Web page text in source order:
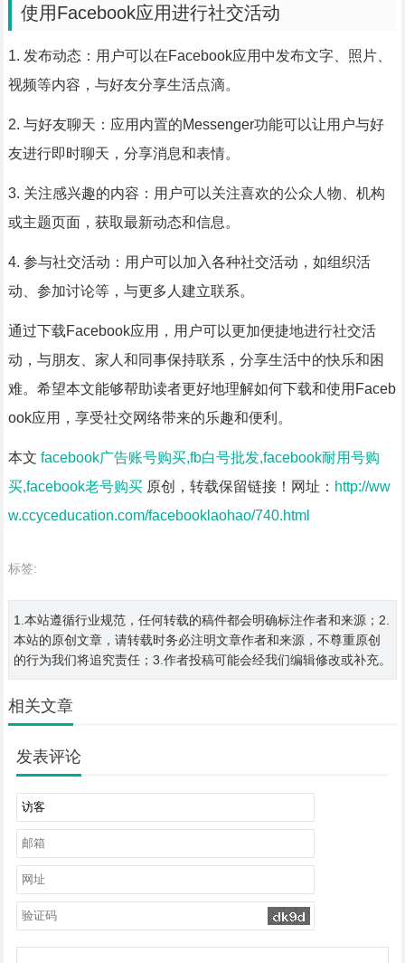
使用Facebook应用进行社交活动
1. 发布动态：用户可以在Facebook应用中发布文字、照片、
视频等内容，与好友分享生活点滴。
2. 与好友聊天：应用内置的Messenger功能可以让用户与好
友进行即时聊天，分享消息和表情。
3. 关注感兴趣的内容：用户可以关注喜欢的公众人物、机构
或主题页面，获取最新动态和信息。
4. 参与社交活动：用户可以加入各种社交活动，如组织活
动、参加讨论等，与更多人建立联系。
通过下载Facebook应用，用户可以更加便捷地进行社交活
动，与朋友、家人和同事保持联系，分享生活中的快乐和困
难。希望本文能够帮助读者更好地理解如何下载和使用Faceb
ook应用，享受社交网络带来的乐趣和便利。
本文 facebook广告账号购买,fb白号批发,facebook耐用号购
买,facebook老号购买原创，转载保留链接！网址： http://ww
w.ccyceducation.com/facebooklaohao/740.html
标签:
1.本站遵循行业规范，任何转载的稿件都会明确标注作者和来源；2.
本站的原创文章，请转载时务必注明文章作者和来源，不尊重原创
的行为我们将追究责任；3.作者投稿可能会经我们编辑修改或补充。
相关文章
发表评论